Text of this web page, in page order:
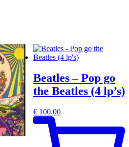
Beatles – Pop go
the Beatles (4 lp’s)
€100.00